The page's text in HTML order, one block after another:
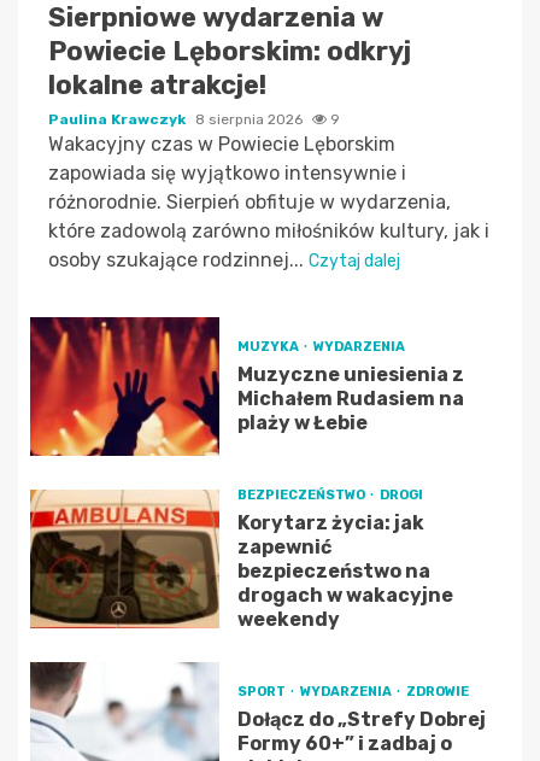
Sierpniowe wydarzenia w
Powiecie Lęborskim: odkryj
lokalne atrakcje!
Paulina Krawczyk 8 sierpnia 2026 9
Wakacyjny czas w Powiecie Lęborskim
zapowiada się wyjątkowo intensywnie i
różnorodnie. Sierpień obfituje w wydarzenia,
które zadowolą zarówno miłośników kultury, jak i
osoby szukające rodzinnej... Czytaj dalej
MUZYKA WYDARZENIA
Muzyczne uniesienia z
Michałem Rudasiem na
plaży w Łebie
BEZPIECZEŃSTWO DROGI
Korytarz życia: jak
zapewnić
bezpieczeństwo na
drogach w wakacyjne
weekendy
SPORT WYDARZENIA ZDROWIE
Dołącz do „Strefy Dobrej
Formy 60+” i zadbaj o